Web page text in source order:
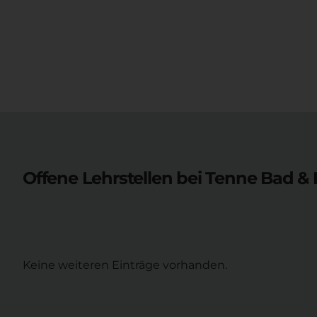
Offene Lehrstellen beiTenne Bad &
Keine weiteren Einträge vorhanden.